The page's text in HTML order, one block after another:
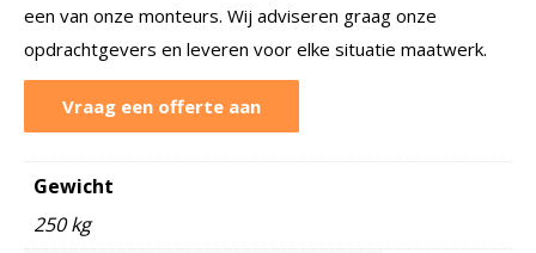
een van onze monteurs. Wij adviseren graag onze
opdrachtgevers en leveren voor elke situatie maatwerk.
Vraag een offerte aan
Gewicht
250 kg